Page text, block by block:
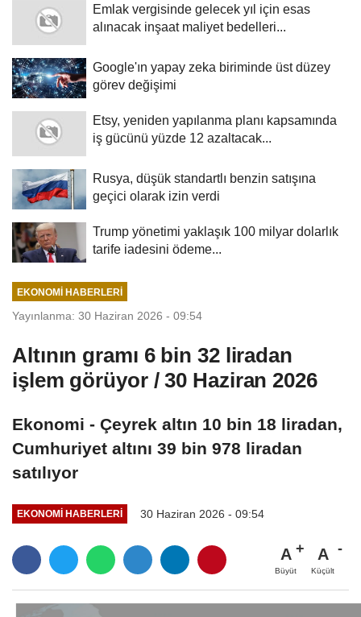
Emlak vergisinde gelecek yıl için esas
alınacak inşaat maliyet bedelleri...
Google'ın yapay zeka biriminde üst düzey
görev değişimi
Etsy, yeniden yapılanma planı kapsamında
iş gücünü yüzde 12 azaltacak...
Rusya, düşük standartlı benzin satışına
geçici olarak izin verdi
Trump yönetimi yaklaşık 100 milyar dolarlık
tarife iadesini ödeme...
EKONOMI HABERLERI
Yayınlanma: 30 Haziran 2026 - 09:54
Altının gramı 6 bin 32 liradan
işlem görüyor / 30 Haziran 2026
Ekonomi - Çeyrek altın 10 bin 18 liradan,
Cumhuriyet altını 39 bin 978 liradan
satılıyor
EKONOMI HABERLERI 30 Haziran 2026 - 09:54
A
Büyüt
A
Küçült